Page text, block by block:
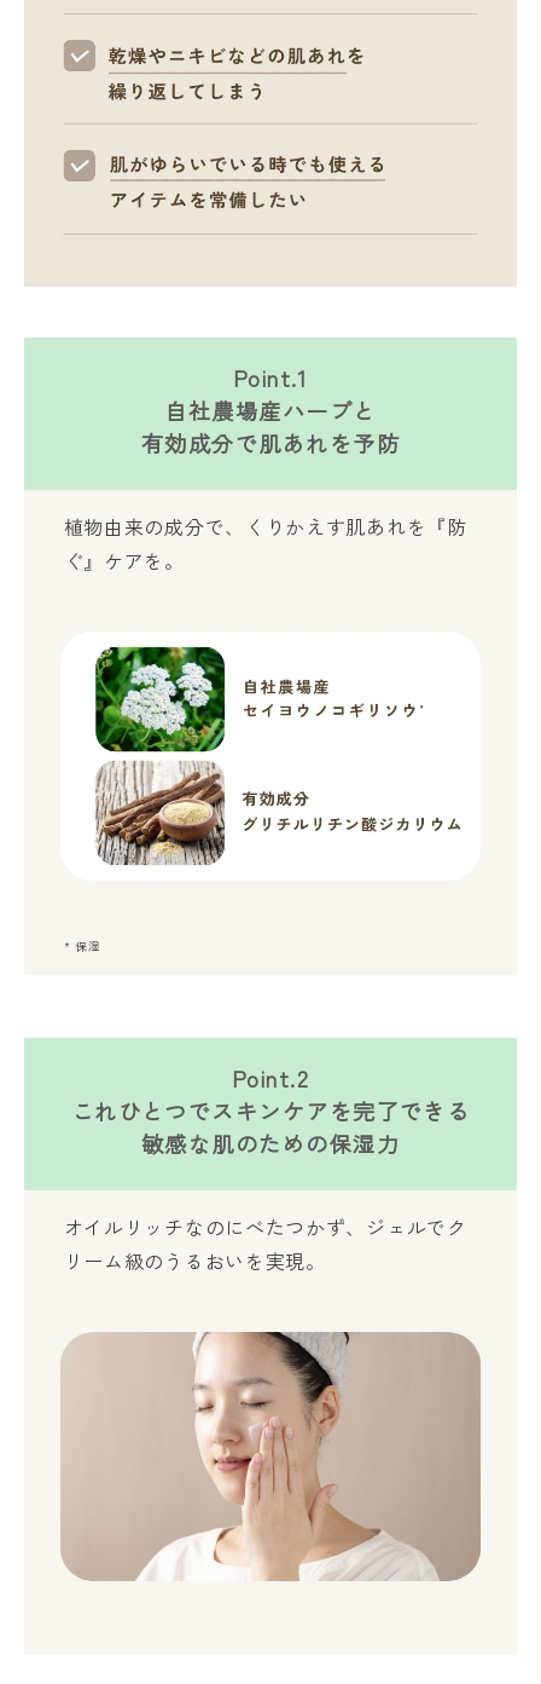
Point.1
自社農場産ハーブと
有効成分で肌あれを予防
植物由来の成分で、くりかえす肌あれを『防
ぐ』ケアを。
* 保湿
Point.2
これひとつでスキンケアを完了できる
敏感な肌のための保湿力
オイルリッチなのにべたつかず、ジェルでク
リーム級のうるおいを実現。